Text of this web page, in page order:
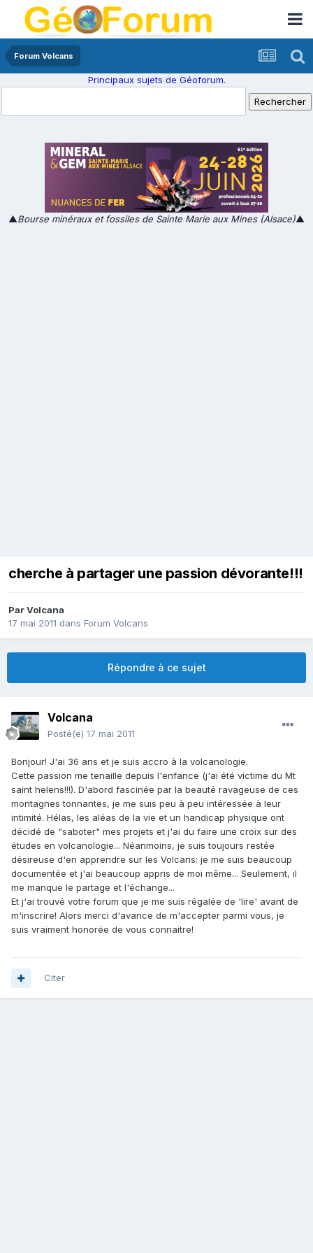
Forum Volcans
Principaux sujets de Géoforum.
▲Bourse minéraux et fossiles de Sainte Marie aux Mines (Alsace)▲
cherche à partager une passion dévorante!!!
ParVolcana
17 mai 2011 dans Forum Volcans
Répondre à ce sujet
Volcana
Posté(e) 17 mai 2011
Bonjour! J'ai 36 ans et je suis accro à la volcanologie.
Cette passion me tenaille depuis l'enfance (j'ai été victime du Mt
saint helens!!!). D'abord fascinée par la beauté ravageuse de ces
montagnes tonnantes, je me suis peu à peu intéressée à leur
intimité. Hélas, les aléas de la vie et un handicap physique ont
décidé de "saboter" mes projets et j'ai du faire une croix sur des
études en volcanologie... Néanmoins, je suis toujours restée
désireuse d'en apprendre sur les Volcans: je me suis beaucoup
documentée et j'ai beaucoup appris de moi même... Seulement, il
me manque le partage et l'échange...
Et j'ai trouvé votre forum que je me suis régalée de 'lire' avant de
m'inscrire! Alors merci d'avance de m'accepter parmi vous, je
suis vraiment honorée de vous connaitre!
Citer